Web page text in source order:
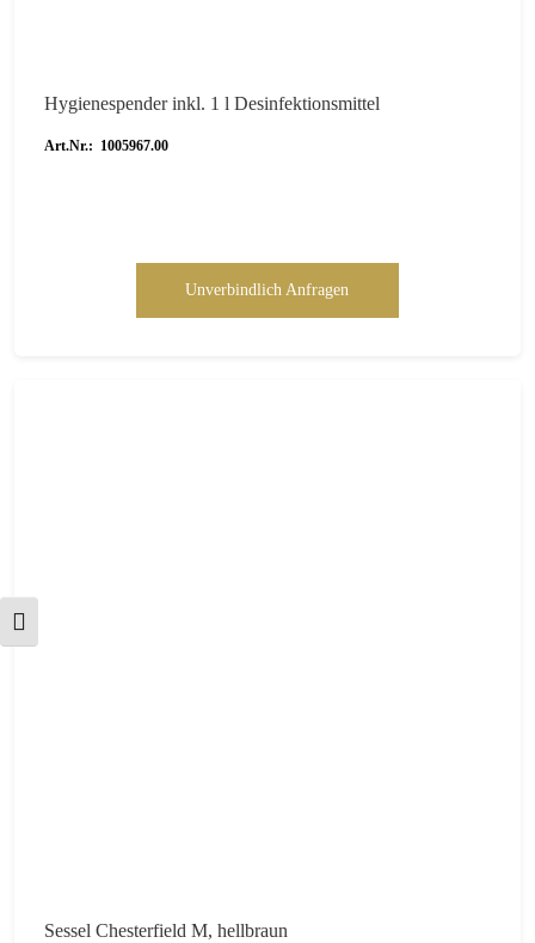
Schrift vergrößern
Hygienespender inkl. 1 l Desinfektionsmittel
Art.Nr.: 1005967.00
Unverbindlich Anfragen
Sessel Chesterfield M, hellbraun